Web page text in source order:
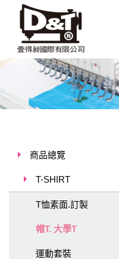
商品總覽
T-SHIRT
T恤素面.訂製
帽T. 大學T
運動套裝